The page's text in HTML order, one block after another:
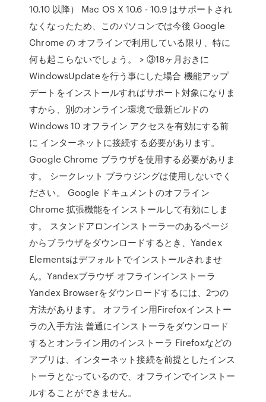
10.10 以降） Mac OS X 10.6 - 10.9 はサポートされ
なくなったため、このパソコンでは今後 Google
Chrome の オフラインで利用している限り、特に
何も起こらないでしょう。 > ③18ヶ月おきに
WindowsUpdateを行う事にした場合 機能アップ
デートをインストールすればサポート対象になりま
すから、別のオンライン環境で最新ビルドの
Windows 10 オフライン アクセスを有効にする前
に インターネットに接続する必要があります。
Google Chrome ブラウザを使用する必要がありま
す。 シークレット ブラウジングは使用しないでく
ださい。 Google ドキュメントのオフライン
Chrome 拡張機能をインストールして有効にしま
す。 スタンドアロンインストーラーのあるページ
からブラウザをダウンロードするとき、Yandex
Elementsはデフォルトでインストールされませ
ん。Yandexブラウザ オフラインインストーラ
Yandex Browserをダウンロードするには、2つの
方法があります。 オフライン用Firefoxインストー
ラの入手方法 普通にインストーラをダウンロード
するとオンライン用のインストーラ Firefoxなどの
アプリは、インターネット接続を前提としたインス
トーラとなっているので、オフラインでインストー
ルすることができません。